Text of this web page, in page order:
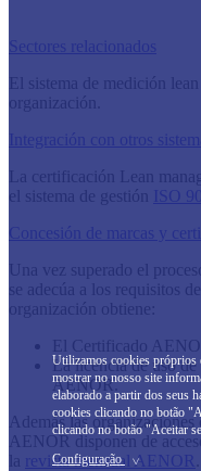
Utilizamos cookies próprios
mostrar no nosso site
elaborado a partir dos seus
cookies clicando no botão
clicando no botão "Aceitar
Configuração
>
Sectores relacionados
​El sistema de medición
organización.
Integración con otros
​La certificación Lean
el sistema de gestión ISO
Concesión de marcas y
​Una vez superado el
se adecúa a los requisitos
organización obtiene:
El Certificado
La licencia de uso
AENOR.
Además las
AENOR disponen de
la
revista mensual AENOR